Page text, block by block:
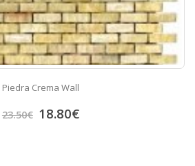
Piedra Crema Wall
23.50€ 18.80€